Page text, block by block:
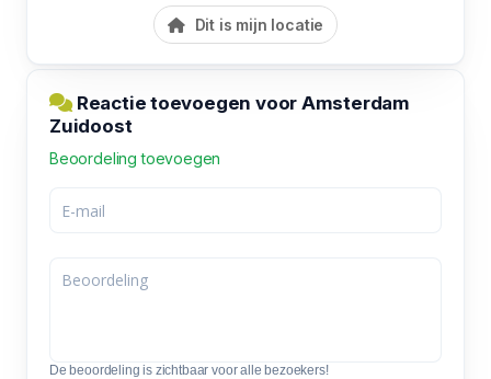
Dit is mijn locatie
Reactie toevoegen voor Amsterdam
Zuidoost
Beoordeling toevoegen
De beoordeling is zichtbaar voor alle bezoekers!